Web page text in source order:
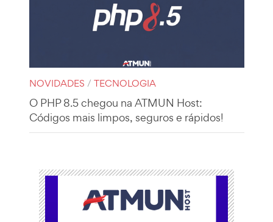
NOVIDADES / TECNOLOGIA
O PHP 8.5 chegou na ATMUN Host:
Códigos mais limpos, seguros e rápidos!